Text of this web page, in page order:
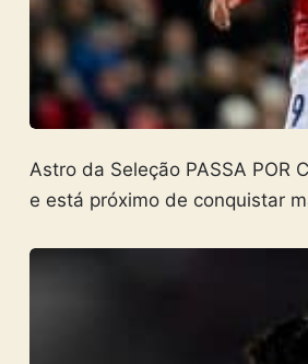
Astro da Seleção PASSA POR
e está próximo de conquistar